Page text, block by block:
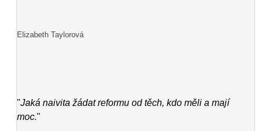
Elizabeth Taylorová
"Jaká naivita žádat reformu od těch, kdo měli a mají
moc."